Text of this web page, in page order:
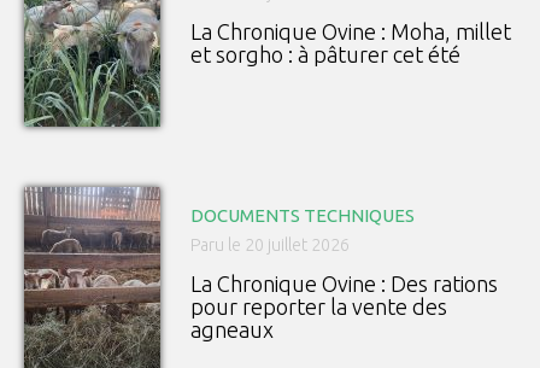
La Chronique Ovine : Moha, millet
et sorgho : à pâturer cet été
DOCUMENTS TECHNIQUES
Paru le 20 juillet 2026
La Chronique Ovine : Des rations
pour reporter la vente des
agneaux